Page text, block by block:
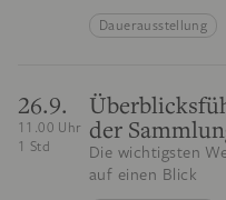
Dauerausstellung
26.9.
11.00 Uhr
1 Std
der
Die wichtigsten
auf einen Blick